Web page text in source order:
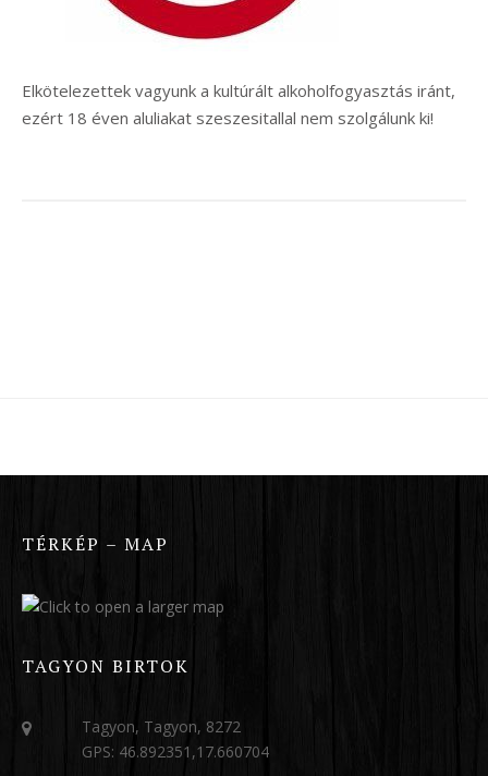
Elkötelezettek vagyunk a kultúrált alkoholfogyasztás iránt,
ezért 18 éven aluliakat szeszesitallal nem szolgálunk ki!
TÉRKÉP – MAP
TAGYON BIRTOK
Tagyon, Tagyon, 8272
GPS: 46.892351,17.660704